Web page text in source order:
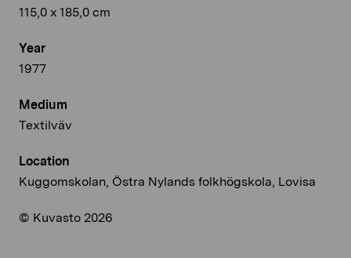
115,0 x 185,0 cm
Year
1977
Medium
Textilväv
Location
Kuggomskolan, Östra Nylands folkhögskola, Lovisa
© Kuvasto 2026